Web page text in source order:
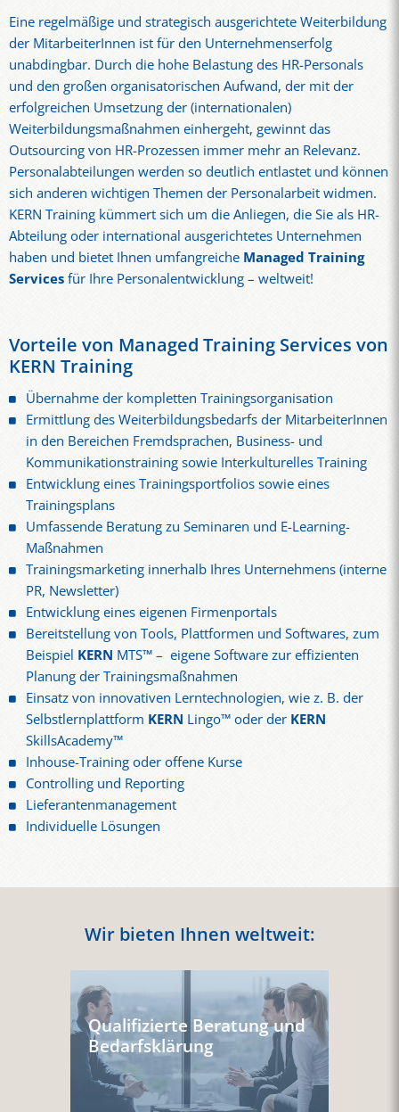
Eine regelmäßige und strategisch ausgerichtete Weiterbildung
der MitarbeiterInnen ist für den Unternehmenserfolg
unabdingbar. Durch die hohe Belastung des HR-Personals
und den großen organisatorischen Aufwand, der mit der
erfolgreichen Umsetzung der (internationalen)
Weiterbildungsmaßnahmen einhergeht, gewinnt das
Outsourcing von HR-Prozessen immer mehr an Relevanz.
Personalabteilungen werden so deutlich entlastet und können
sich anderen wichtigen Themen der Personalarbeit widmen.
KERN Training kümmert sich um die Anliegen, die Sie als HR-
Abteilung oder international ausgerichtetes Unternehmen
haben und bietet Ihnen umfangreiche Managed Training
Servicesfür Ihre Personalentwicklung – weltweit!
Vorteile von Managed Training Services von
KERN Training
Übernahme der kompletten Trainingsorganisation
Ermittlung des Weiterbildungsbedarfs der MitarbeiterInnen
in den Bereichen Fremdsprachen, Business- und
Kommunikationstraining sowie Interkulturelles Training
Entwicklung eines Trainingsportfolios sowie eines
Trainingsplans
Umfassende Beratung zu Seminaren und E-Learning-
Maßnahmen
Trainingsmarketing innerhalb Ihres Unternehmens (interne
PR, Newsletter)
Entwicklung eines eigenen Firmenportals
Bereitstellung von Tools, Plattformen und Softwares, zum
Beispiel KERN MTS™ – eigene Software zur effizienten
Planung der Trainingsmaßnahmen
Einsatz von innovativen Lerntechnologien, wie z. B. der
Selbstlernplattform KERN Lingo™ oder der KERN
SkillsAcademy™
Inhouse-Training oder offene Kurse
Controlling und Reporting
Lieferantenmanagement
Individuelle Lösungen
Wir bieten Ihnen weltweit:
Qualifizierte Beratung und
Bedarfsklärung